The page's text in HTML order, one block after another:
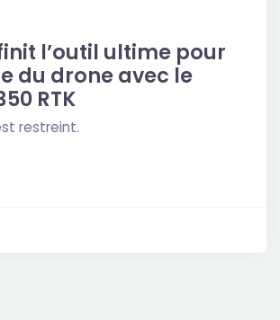
l’outil ultime pour
du drone avec le
RTK
restreint.
redéfinit l’outil ultime pour l’industrie du drone